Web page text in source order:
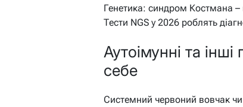
Генетика: синдром Костмана
Тести NGS у 2026 роблять
Аутоімунні та
себе
Системний червоний вовчак